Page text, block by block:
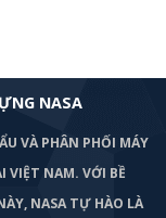
NASA
VÀ PHÂN PHỐI MÁY
VIỆT NAM. VỚI BỀ
NASA TỰ HÀO LÀ